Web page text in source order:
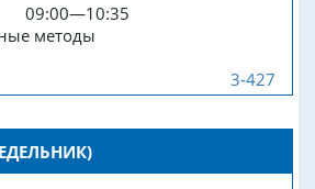
09:00—10:35
методы
3-427